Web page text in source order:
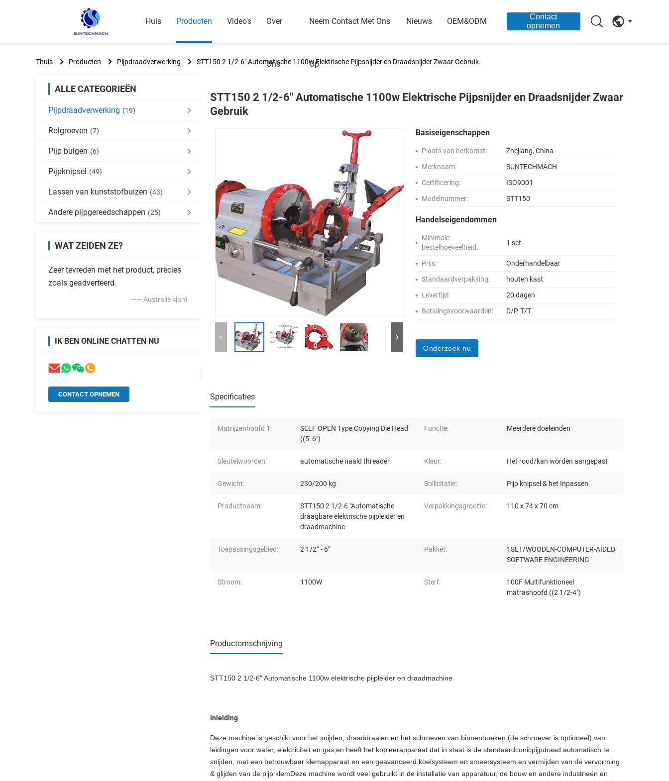
Huis Producten Video's Over
Ons
Neem Contact Met Ons
Op
Nieuws OEM&ODM
Contact
opnemen
Thuis Producten Pijpdraadverwerking STT150 2 1/2-6" Automatische 1100w Elektrische Pijpsnijder en Draadsnijder Zwaar Gebruik
ALLE CATEGORIEËN
Pijpdraadverwerking (19)
Rolgroeven (7)
Pijp buigen (6)
Pijpknipsel (49)
Lassen van kunststofbuizen (43)
Andere pijpgereedschappen (25)
WAT ZEIDEN ZE?
Zeer tevreden met het product, precies
zoals geadverteerd.
—— Australië klant
IK BEN ONLINE CHATTEN NU
CONTACT OPNEMEN
STT150 2 1/2-6" Automatische 1100w Elektrische Pijpsnijder en Draadsnijder Zwaar
Gebruik
Basiseigenschappen
Plaats van herkomst:
Zhejiang, China
Merknaam:
SUNTECHMACH
Certificering:
ISO9001
Modelnummer:
STT150
Handelseigendommen
Minimale
bestelhoeveelheid:
1 set
Prijs:
Onderhandelbaar
Standaardverpakking:
houten kast
Levertijd:
20 dagen
Betalingsvoorwaarden:
D/P, T/T
Onderzoek nu
Specificaties
Matrijzenhoofd 1:
SELF OPEN Type Copying Die Head
((5'-6")
Functie: Meerdere doeleinden
Sleutelwoorden: automatische naald threader Kleur: Het rood/kan worden aangepast
Gewicht: 230/200 kg Sollicitatie: Pijp knipsel & het Inpassen
Productnaam:
STT150 2 1/2-6 "Automatische
draagbare elektrische pijpleider en
draadmachine
Verpakkingsgrootte: 110 x 74 x 70 cm
Toepassingsgebied: 2 1/2“ - 6“ Pakket:
1SET/WOODEN-COMPUTER-AIDED
SOFTWARE ENGINEERING
Stroom: 1100W Sterf:
100F Multifunktioneel
matrashoofd ((2 1/2-4")
Productomschrijving
STT150 2 1/2-6" Automatische 1100w elektrische pijpleider en draadmachine
Inleiding
Deze machine is geschikt voor het snijden, draaddraaien en het schroeven van binnenhoeken (de schroever is optioneel) van
leidingen voor water, elektriciteit en gas,en heeft het kopieerapparaat dat in staat is de standaardconicpijpdraad automatisch te
snijden, met een betrouwbaar klemapparaat en een geavanceerd koelsysteem en smeersysteem.en vermijden van de vervorming
& glijden van de pijp klemDeze machine wordt veel gebruikt in de installatie van apparatuur, de bouw en andere industrieën en